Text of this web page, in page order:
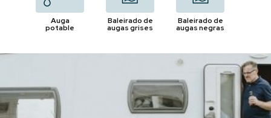
Auga
potable
Baleirado de
augas grises
Baleirado de
augas negras